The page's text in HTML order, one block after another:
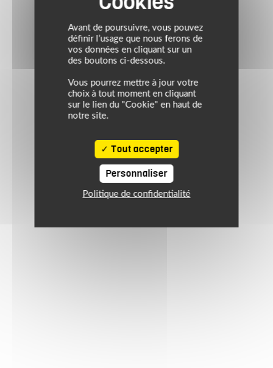
noir/anthracite/orange
Avant de poursuivre, vous pouvez
définir l’usage que nous ferons de
vos données en cliquant sur un
des boutons ci-dessous.
Vous pourrez mettre à jour votre
choix à tout moment en cliquant
sur le lien du "Cookie" en haut de
notre site.
Tout accepter
Personnaliser
Politique de confidentialité